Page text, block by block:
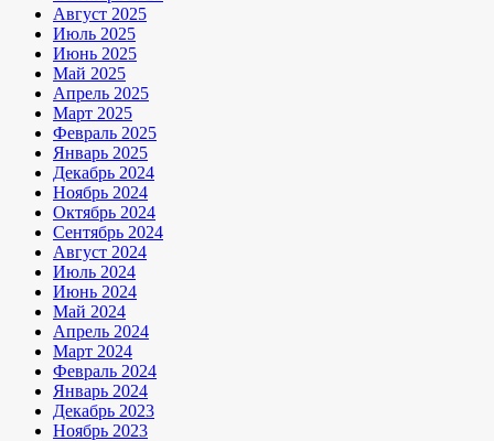
Август 2025
Июль 2025
Июнь 2025
Май 2025
Апрель 2025
Март 2025
Февраль 2025
Январь 2025
Декабрь 2024
Ноябрь 2024
Октябрь 2024
Сентябрь 2024
Август 2024
Июль 2024
Июнь 2024
Май 2024
Апрель 2024
Март 2024
Февраль 2024
Январь 2024
Декабрь 2023
Ноябрь 2023